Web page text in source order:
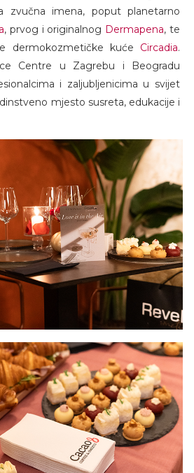
zvučna imena, poput planetarno
, prvog i originalnog Dermapena, te
dermokozmetičke kuće Circadia.
Centre u Zagrebu i Beogradu
i zaljubljenicima u svijet
mjesto susreta, edukacije i